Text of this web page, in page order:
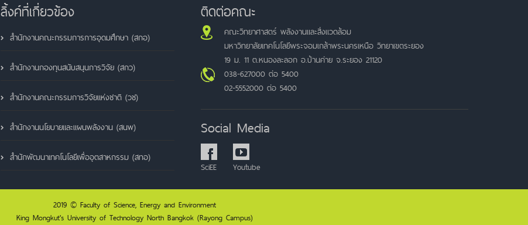
ลิ้งค์ที่เกี่ยวข้อง
สำนักงานคณะกรรมการการอุดมศึกษา (สกอ)
สำนักงานกองทุนสนับสนุนการวิจัย (สกว)
สำนักงานคณะกรรมการวิจัยแห่งชาติ (วช)
สำนักงานนโยบายและแผนพลังงาน (สนพ)
สำนักพัฒนาเทคโนโลยีเพื่ออุตสาหกรรม (สทอ)
ติดต่อคณะ
คณะวิทยาศาสตร์ พลังงานและสิ่งแวดล้อม
มหาวิทยาลัยเทคโนโลยีพระจอมเกล้าพระนครเหนือ วิทยาเขตระยอง
19 ม. 11 ต.หนองละลอก อ.บ้านค่าย จ.ระยอง 21120
038-627000 ต่อ 5400
02-5552000 ต่อ 5400
Social Media
SciEE Youtube
2019 © Faculty of Science, Energy and Environment
King Mongkut's University of Technology North Bangkok (Rayong Campus)